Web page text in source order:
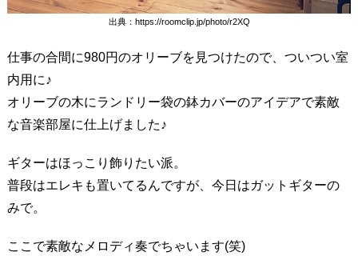
出典：https://roomclip.jp/photo/r2XQ
仕事の合間に980円のオリーブを見つけたので、ついつい室
内用に♪
オリーブの木にランドリー袋の鉢カバーのアイデアで素敵
な音楽部屋に仕上げました♪
ギターはほっこり飾りたい派。
普段はエレキも置いてるんですが、今日はガットギターの
みで。
ここで素敵なメロディ奏でちゃいます(笑)